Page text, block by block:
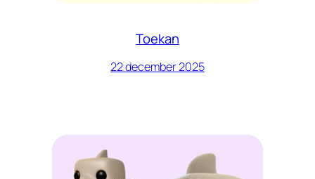
Toekan
22 december 2025